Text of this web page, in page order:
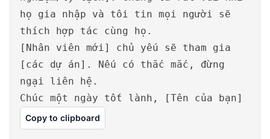
họ gia nhập và tôi tin mọi người sẽ
thích hợp tác cùng họ.
[Nhân viên mới] chủ yếu sẽ tham gia
[các dự án]. Nếu có thắc mắc, đừng
ngại liên hệ.
Chúc một ngày tốt lành, [Tên của bạn]
Copy to clipboard